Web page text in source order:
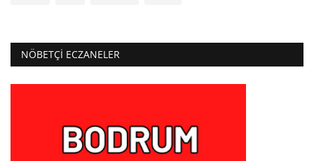
NÖBETÇI ECZANELER